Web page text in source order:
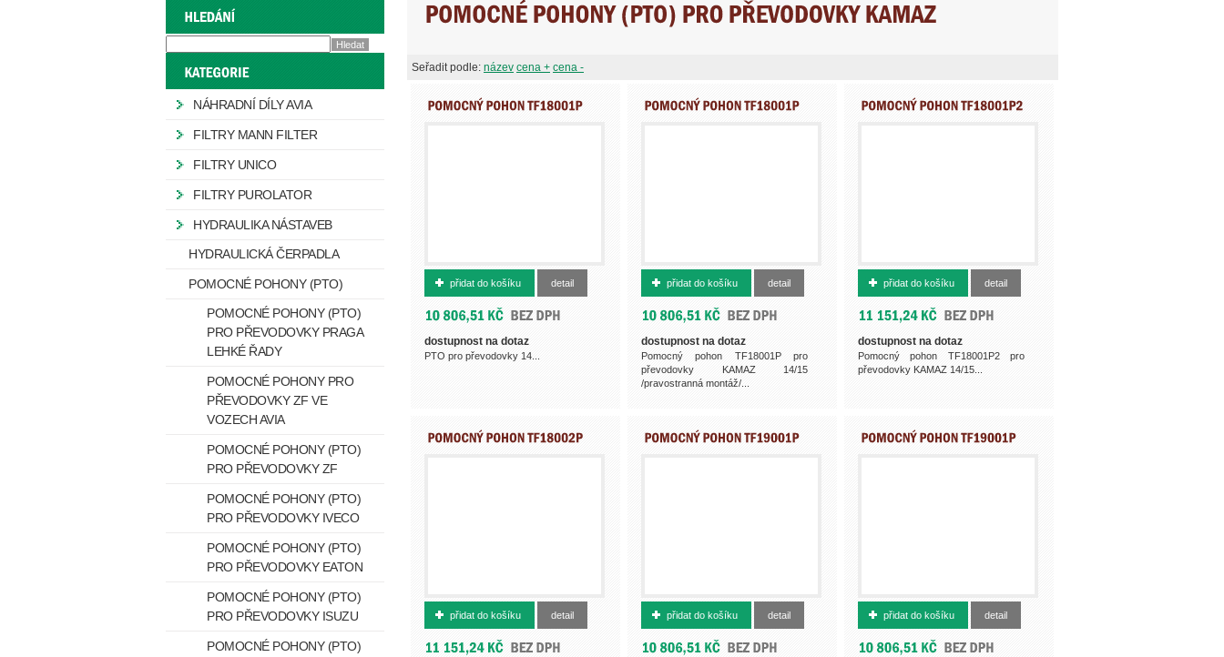
Seřadit podle: název cena + cena -
500012686
přidat do košíku detail
dostupnost na dotaz
PTO pro převodovky 14...
500013137
přidat do košíku detail
dostupnost na dotaz
Pomocný pohon TF18001P pro
převodovky KAMAZ 14/15
/pravostranná montáž/...
500013138
přidat do košíku detail
dostupnost na dotaz
Pomocný pohon TF18001P2 pro
převodovky KAMAZ 14/15...
500013013
přidat do košíku detail
500012687
přidat do košíku detail
500013136
přidat do košíku detail
NÁHRADNÍ DÍLY AVIA
FILTRY MANN FILTER
FILTRY UNICO
FILTRY PUROLATOR
HYDRAULIKA NÁSTAVEB
HYDRAULICKÁ ČERPADLA
POMOCNÉ POHONY (PTO)
POMOCNÉ POHONY (PTO)
PRO PŘEVODOVKY PRAGA
LEHKÉ ŘADY
POMOCNÉ POHONY PRO
PŘEVODOVKY ZF VE
VOZECH AVIA
POMOCNÉ POHONY (PTO)
PRO PŘEVODOVKY ZF
POMOCNÉ POHONY (PTO)
PRO PŘEVODOVKY IVECO
POMOCNÉ POHONY (PTO)
PRO PŘEVODOVKY EATON
POMOCNÉ POHONY (PTO)
PRO PŘEVODOVKY ISUZU
POMOCNÉ POHONY (PTO)